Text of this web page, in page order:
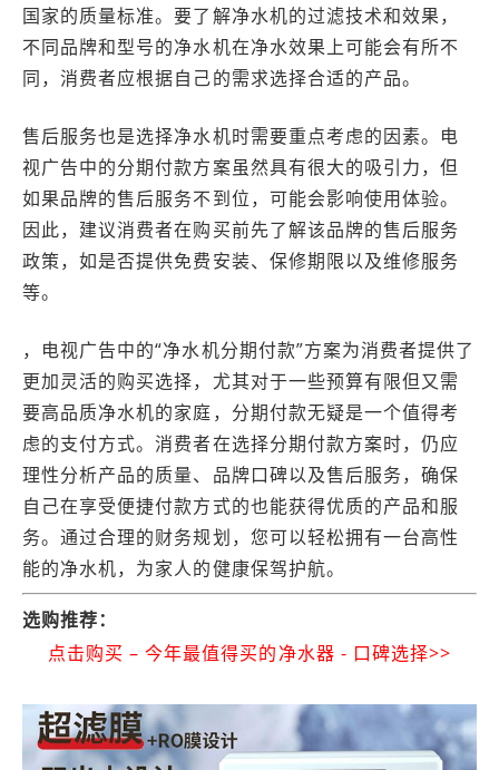
国家的质量标准。要了解净水机的过滤技术和效果，
不同品牌和型号的净水机在净水效果上可能会有所不
同，消费者应根据自己的需求选择合适的产品。
售后服务也是选择净水机时需要重点考虑的因素。电
视广告中的分期付款方案虽然具有很大的吸引力，但
如果品牌的售后服务不到位，可能会影响使用体验。
因此，建议消费者在购买前先了解该品牌的售后服务
政策，如是否提供免费安装、保修期限以及维修服务
等。
，电视广告中的“净水机分期付款”方案为消费者提供了
更加灵活的购买选择，尤其对于一些预算有限但又需
要高品质净水机的家庭，分期付款无疑是一个值得考
虑的支付方式。消费者在选择分期付款方案时，仍应
理性分析产品的质量、品牌口碑以及售后服务，确保
自己在享受便捷付款方式的也能获得优质的产品和服
务。通过合理的财务规划，您可以轻松拥有一台高性
能的净水机，为家人的健康保驾护航。
选购推荐：
点击购买 – 今年最值得买的净水器 - 口碑选择>>